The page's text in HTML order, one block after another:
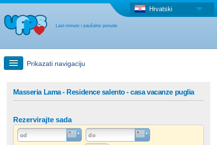
Last-minute i paušalne ponude
Hrvatski
Prikazati navigaciju
"Last Minute"ponuda + Paušalna ponuda
Masseria Lama - Residence salento - casa vacanze puglia
Rezervirajte sada